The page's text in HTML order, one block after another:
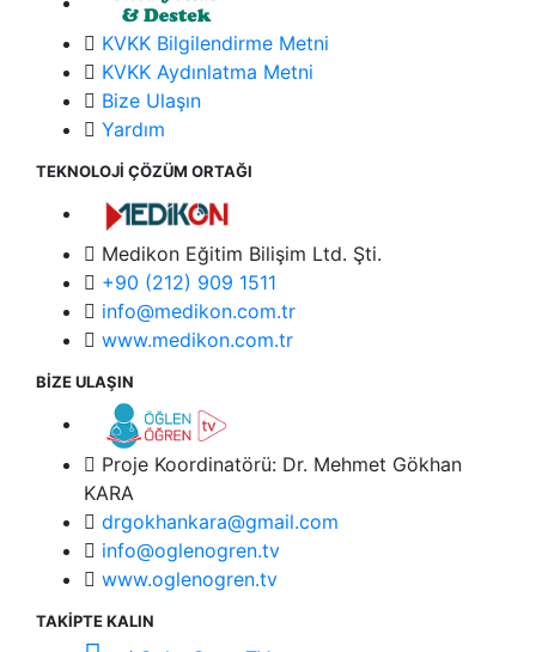
KVKK Bilgilendirme Metni
KVKK Aydınlatma Metni
Bize Ulaşın
Yardım
TEKNOLOJİ ÇÖZÜM ORTAĞI
Medikon Eğitim Bilişim Ltd. Şti.
+90 (212) 909 1511
info@medikon.com.tr
www.medikon.com.tr
BİZE ULAŞIN
Proje Koordinatörü: Dr. Mehmet Gökhan
KARA
drgokhankara@gmail.com
info@oglenogren.tv
www.oglenogren.tv
TAKİPTE KALIN